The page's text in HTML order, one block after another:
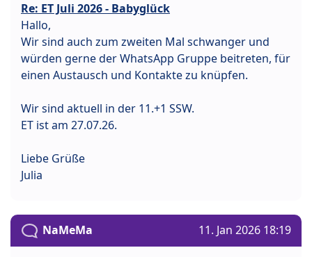
Re: ET Juli 2026 - Babyglück
Hallo,
Wir sind auch zum zweiten Mal schwanger und
würden gerne der WhatsApp Gruppe beitreten, für
einen Austausch und Kontakte zu knüpfen.
Wir sind aktuell in der 11.+1 SSW.
ET ist am 27.07.26.
Liebe Grüße
Julia
NaMeMa 11. Jan 2026 18:19